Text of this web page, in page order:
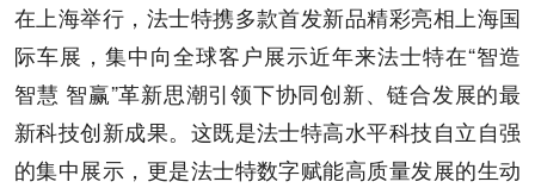
在上海举行，法士特携多款首发新品精彩亮相上海国
际车展，集中向全球客户展示近年来法士特在“智造
智慧 智赢”革新思潮引领下协同创新、链合发展的最
新科技创新成果。这既是法士特高水平科技自立自强
的集中展示，更是法士特数字赋能高质量发展的生动